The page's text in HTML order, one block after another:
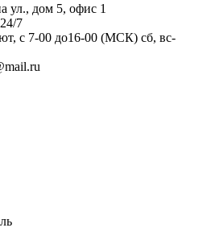
ул., дом 5, офис 1
7
с 7-00 до16-00 (МСК) сб, вс-